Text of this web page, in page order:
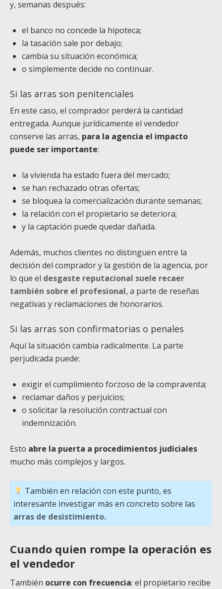
y, semanas después:
el banco no concede la hipoteca;
la tasación sale por debajo;
cambia su situación económica;
o simplemente decide no continuar.
Si las arras son penitenciales
En este caso, el comprador perderá la cantidad
entregada. Aunque jurídicamente el vendedor
conserve las arras, para la agencia el impacto
puede ser importante:
la vivienda ha estado fuera del mercado;
se han rechazado otras ofertas;
se bloquea la comercialización durante semanas;
la relación con el propietario se deteriora;
y la captación puede quedar dañada.
Además, muchos clientes no distinguen entre la
decisión del comprador y la gestión de la agencia, por
lo que el desgaste reputacional suele recaer
también sobre el profesional, a parte de reseñas
negativas y reclamaciones de honorarios.
Si las arras son confirmatorias o penales
Aquí la situación cambia radicalmente. La parte
perjudicada puede:
exigir el cumplimiento forzoso de la compraventa;
reclamar daños y perjuicios;
o solicitar la resolución contractual con
indemnización.
Esto abre la puerta a procedimientos judiciales
mucho más complejos y largos.
También en relación con este punto, es
interesante investigar más en concreto sobre las
arras de desistimiento.
Cuando quien rompe la operación es
el vendedor
También ocurre con frecuencia: el propietario recibe